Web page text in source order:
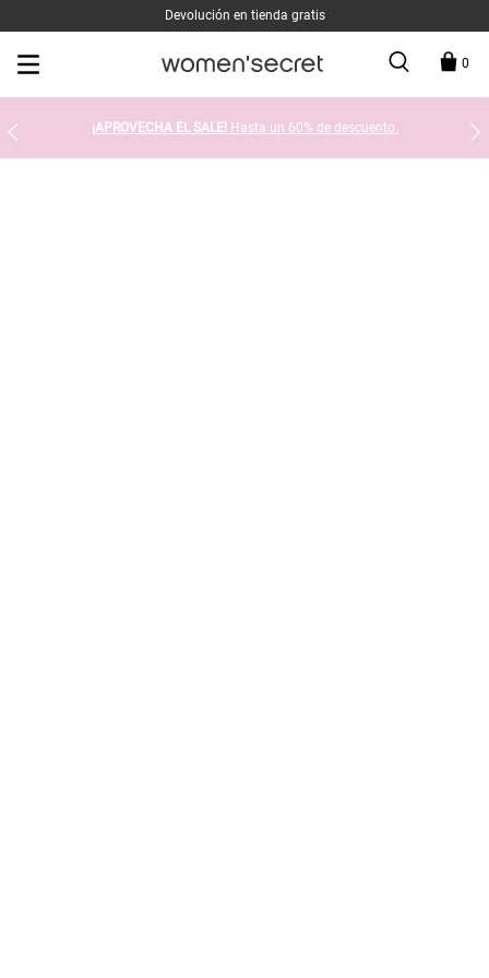
Devolución en tienda gratis
0
¡APROVECHA EL SALE! Hasta un 60% de descuento.